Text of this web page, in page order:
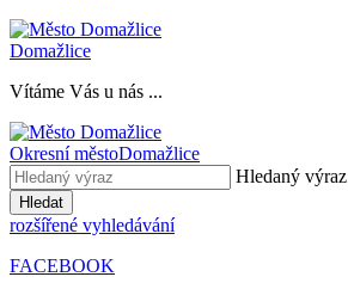
Domažlice
Vítáme Vás u nás ...
Okresní městoDomažlice
Hledaný výraz
Hledat
rozšířené vyhledávání
FACEBOOK